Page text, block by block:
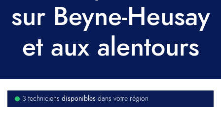
sur Beyne-Heusay
et aux alentours
3 techniciensdisponibles dans votre région